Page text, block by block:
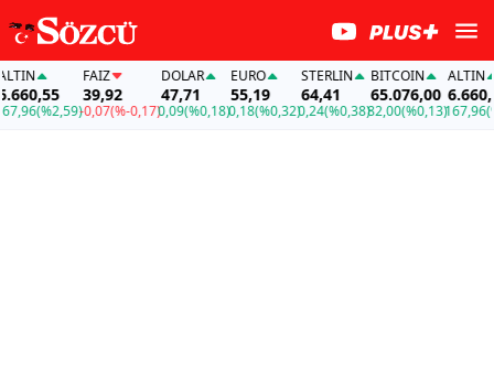
(%2,59)
39,92
-0,07(%-0,17)
DOLAR
47,71
0,09(%0,18)
EURO
55,19
0,18(%0,32)
STERLIN
64,41
0,24(%0,38)
BITCOIN
65.076,00
82,00(%0,13)
ALTIN
6.660,55
167,96